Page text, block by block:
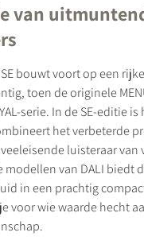
van
SE bouwt voort op een
toen de originele
serie. In de SE-editie
het verbeterde
luisteraar van
modellen van DALI biedt
in een prachtig
voor wie waarde hecht